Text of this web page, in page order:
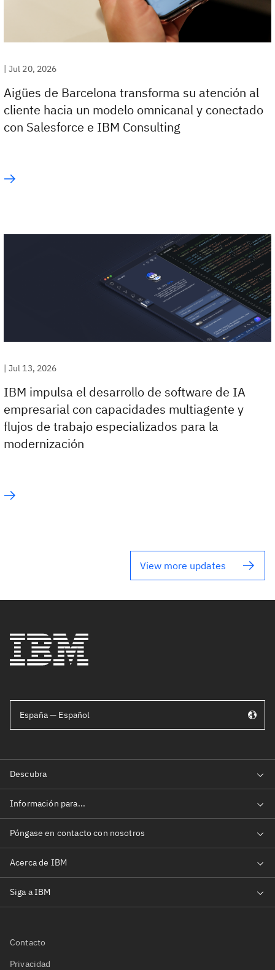
| Jul 20, 2026
Aigües de Barcelona transforma su atención al
cliente hacia un modelo omnicanal y conectado
con Salesforce e IBM Consulting
Jul 13, 2026
IBM impulsa el desarrollo de software de IA
empresarial con capacidades multiagente y
flujos de trabajo especializados para la
modernización
View more updates
España — Español
Contacto
Privacidad